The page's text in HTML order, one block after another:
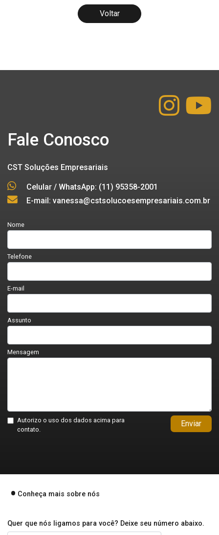
Voltar
Fale Conosco
CST Soluções Empresariais
Celular / WhatsApp: (11) 95358-2001
E-mail: vanessa@cstsolucoesempresariais.com.br
Nome
Telefone
E-mail
Assunto
Mensagem
Autorizo o uso dos dados acima para
contato.
Enviar
Conheça mais sobre nós
Quer que nós ligamos para você? Deixe seu número abaixo.